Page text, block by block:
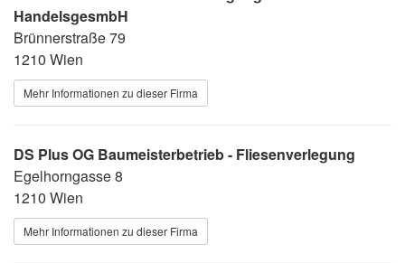
HandelsgesmbH
Brünnerstraße 79
1210 Wien
Mehr Informationen zu dieser Firma
DS Plus OG Baumeisterbetrieb - Fliesenverlegung
Egelhorngasse 8
1210 Wien
Mehr Informationen zu dieser Firma